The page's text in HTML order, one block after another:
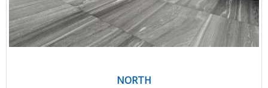
NORTH